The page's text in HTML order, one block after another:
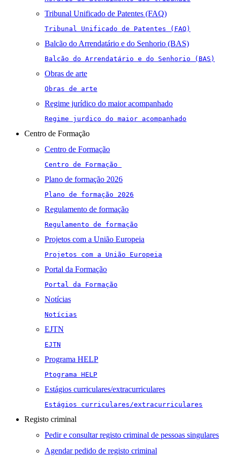
Tribunal Unificado de Patentes (FAQ)
Tribunal Unificado de Patentes (FAQ)
Balcão do Arrendatário e do Senhorio (BAS)
Balcão do Arrendatário e do Senhorio (BAS)
Obras de arte
Obras de arte
Regime jurídico do maior acompanhado
Regime jurdico do maior acompanhado
Centro de Formação
Centro de Formação
Centro de Formação
Plano de formação 2026
Plano de formação 2026
Regulamento de formação
Regulamento de formação
Projetos com a União Europeia
Projetos com a União Europeia
Portal da Formação
Portal da Formação
Notícias
Notícias
EJTN
EJTN
Programa HELP
Ptograma HELP
Estágios curriculares/extracurriculares
Estágios curriculares/extracurriculares
Registo criminal
Pedir e consultar registo criminal de pessoas singulares
Agendar pedido de registo criminal